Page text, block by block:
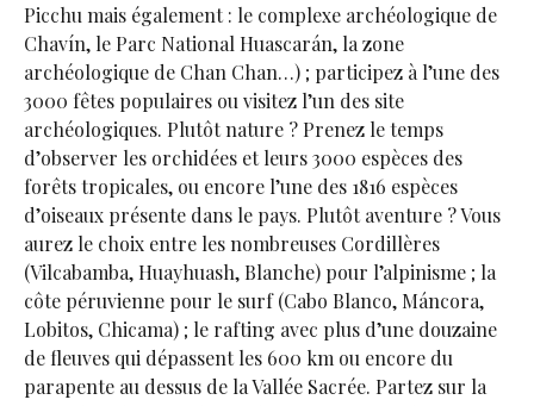
Picchu mais également : le complexe archéologique de
Chavín, le Parc National Huascarán, la zone
archéologique de Chan Chan…) ; participez à l’une des
3000 fêtes populaires ou visitez l’un des site
archéologiques. Plutôt nature ? Prenez le temps
d’observer les orchidées et leurs 3000 espèces des
forêts tropicales, ou encore l’une des 1816 espèces
d’oiseaux présente dans le pays. Plutôt aventure ? Vous
aurez le choix entre les nombreuses Cordillères
(Vilcabamba, Huayhuash, Blanche) pour l’alpinisme ; la
côte péruvienne pour le surf (Cabo Blanco, Máncora,
Lobitos, Chicama) ; le rafting avec plus d’une douzaine
de fleuves qui dépassent les 600 km ou encore du
parapente au dessus de la Vallée Sacrée. Partez sur la